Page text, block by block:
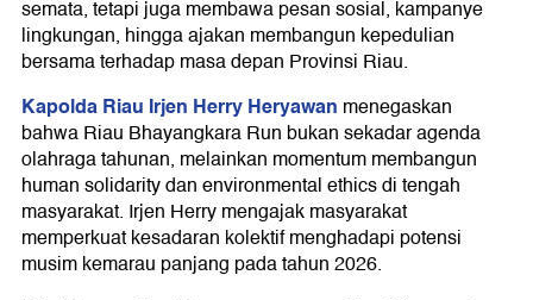
semata, tetapi juga membawa pesan sosial, kampanye
lingkungan, hingga ajakan membangun kepedulian
bersama terhadap masa depan Provinsi Riau.
Kapolda Riau Irjen Herry Heryawan menegaskan
bahwa Riau Bhayangkara Run bukan sekadar agenda
olahraga tahunan, melainkan momentum membangun
human solidarity dan environmental ethics di tengah
masyarakat. Irjen Herry mengajak masyarakat
memperkuat kesadaran kolektif menghadapi potensi
musim kemarau panjang pada tahun 2026.